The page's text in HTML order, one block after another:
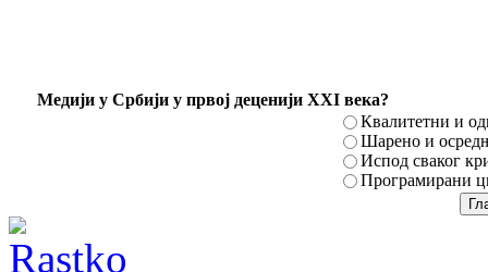
Mедији у Србији у првој деценији XXI века?
Квалитетни и
Шарено и
Испод сваког
Програмирани